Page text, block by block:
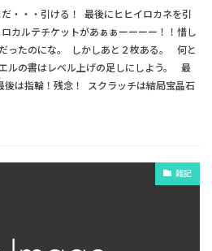
・・・引ける！ 最後にヒヒイロカネを引
カルテチケットがあぁぁーーーー！！惜し
ったのにな。 しかしあと２枚ある。 何と
ルの書はレベル上げの足しにしよう。 最
は指輪！残念！ スクラッチは結局宝晶石
雑記